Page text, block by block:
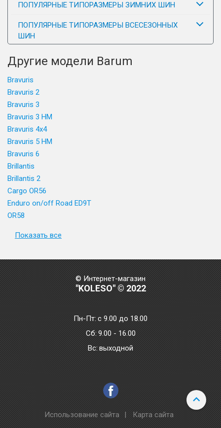
ПОПУЛЯРНЫЕ ТИПОРАЗМЕРЫ ЗИМНИХ ШИН
ПОПУЛЯРНЫЕ ТИПОРАЗМЕРЫ ВСЕСЕЗОННЫХ
ШИН
Другие модели Barum
Bravuris
Bravuris 2
Bravuris 3
Bravuris 3 HM
Bravuris 4x4
Bravuris 5 HM
Bravuris 6
Brillantis
Brillantis 2
Cargo OR56
Enduro on/off Road ED9T
OR58
Показать все
© Интернет-магазин
"KOLESO" © 2022
Пн-Пт:с 9.00 до 18.00
Сб: 9.00 - 16.00
Bc: выходной
Использование сайта | Карта сайта